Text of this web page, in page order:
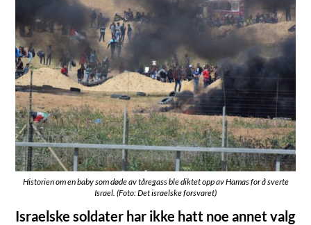
Historien om en baby som døde av tåregass ble diktet opp av Hamas for å sverte
Israel. (Foto: Det israelske forsvaret)
Israelske soldater har ikke hatt noe annet valg